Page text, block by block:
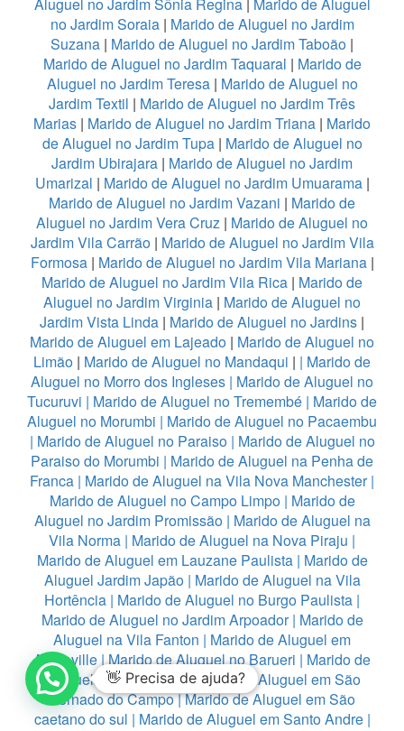
no Jardim Soraia| Marido de Aluguel no Jardim
Suzana | Marido de Aluguel no Jardim Taboão |
Marido de Aluguel no Jardim Taquaral | Marido de
Aluguel no Jardim Teresa| Marido de Aluguel no
Jardim Textil | Marido de Aluguel no Jardim Três
Marias | Marido de Aluguel no Jardim Triana | Marido
de Aluguel no Jardim Tupa| Marido de Aluguel no
Jardim Ubirajara | Marido de Aluguel no Jardim
Umarizal | Marido de Aluguel no Jardim Umuarama|
Marido de Aluguel no Jardim Vazani | Marido de
Aluguel no Jardim Vera Cruz | Marido de Aluguel no
Jardim Vila Carrão| Marido de Aluguel no Jardim Vila
Formosa| Marido de Aluguel no Jardim Vila Mariana|
Marido de Aluguel no Jardim Vila Rica | Marido de
Aluguel no Jardim Virginia | Marido de Aluguel no
Jardim Vista Linda | Marido de Aluguel no Jardins |
Marido de Aluguel em Lajeado | Marido de Aluguel no
Limão | Marido de Aluguel no Mandaqui | | Marido de
Aluguel no Morro dos Ingleses | Marido de Aluguel no
Tucuruvi | Marido de Aluguel no Tremembé | Marido de
Aluguel no Morumbi | Marido de Aluguel no Pacaembu
| Marido de Aluguel no Paraiso| Marido de Aluguel no
Paraiso do Morumbi | Marido de Aluguel na Penha de
Franca | Marido de Aluguel na Vila Nova Manchester|
Marido de Aluguel no Campo Limpo| Marido de
Aluguel no Jardim Promissão| Marido de Aluguel na
Vila Norma | Marido de Aluguel na Nova Piraju |
Marido de Aluguel em Lauzane Paulista| Marido de
Aluguel Jardim Japão| Marido de Aluguel na Vila
Hortência | Marido de Aluguel no Burgo Paulista |
Marido de Aluguel no Jardim Arpoador| Marido de
Aluguel na Vila Fanton | Marido de Aluguel em
Alphaville|Marido de Aluguel no Barueri | Marido de
Aluguel em Diadema |Marido de Aluguel em São
Bernado do Campo|Marido de Aluguel em São
caetano do sul | Marido de Aluguel em Santo Andre|
👋 Precisa de ajuda?